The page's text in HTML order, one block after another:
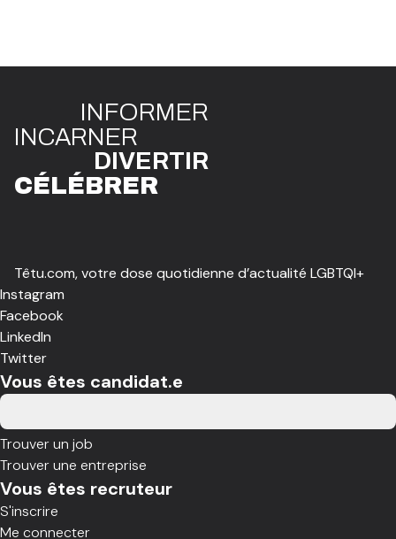
INFORMER
INCARNER
DIVERTIR
CÉLÉBRER
Têtu.com, votre dose quotidienne d’actualité LGBTQI+
Instagram
Facebook
LinkedIn
Twitter
Vous êtes candidat.e
Trouver un job
Trouver une entreprise
Vous êtes recruteur
S'inscrire
Me connecter